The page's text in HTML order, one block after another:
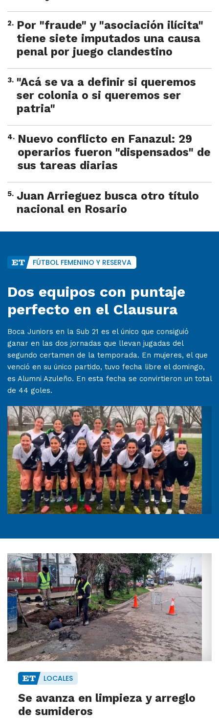
2. Por "fraude" y "asociación ilícita"
tiene siete imputados una causa
penal por juego clandestino
3. "Acá se va a definir si queremos
ser colonia o si queremos ser
patria"
4. Nuevo conflicto en Fanazul: 29
operarios fueron "dispensados" de
sus tareas diarias
5. Juan Arrieguez busca otro título
nacional en Rosario
FÚTBOL FEMENINO Y RESERVA
Dos equipos con puntaje
perfecto en el Clausura
Boca Juniors en la Sub 21 es el único que consiguió
ganar en las dos jornadas que llevan jugadas del
segundo certamen de la temporada. En mujeres, el que
venció en su único partido, tuvo fecha libre el domingo,
es Alumni Azuleño. En esta fecha se convirtieron un total
de 44 goles.
LOCALES
Se avanza en limpieza y arreglo
de sumideros